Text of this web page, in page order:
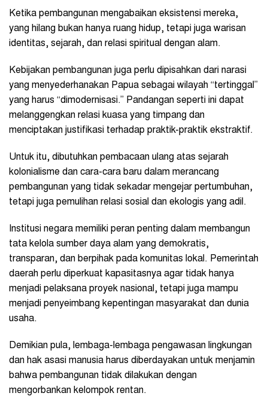
Ketika pembangunan mengabaikan eksistensi mereka,
yang hilang bukan hanya ruang hidup, tetapi juga warisan
identitas, sejarah, dan relasi spiritual dengan alam.
Kebijakan pembangunan juga perlu dipisahkan dari narasi
yang menyederhanakan Papua sebagai wilayah “tertinggal”
yang harus “dimodernisasi.” Pandangan seperti ini dapat
melanggengkan relasi kuasa yang timpang dan
menciptakan justifikasi terhadap praktik-praktik ekstraktif.
Untuk itu, dibutuhkan pembacaan ulang atas sejarah
kolonialisme dan cara-cara baru dalam merancang
pembangunan yang tidak sekadar mengejar pertumbuhan,
tetapi juga pemulihan relasi sosial dan ekologis yang adil.
Institusi negara memiliki peran penting dalam membangun
tata kelola sumber daya alam yang demokratis,
transparan, dan berpihak pada komunitas lokal. Pemerintah
daerah perlu diperkuat kapasitasnya agar tidak hanya
menjadi pelaksana proyek nasional, tetapi juga mampu
menjadi penyeimbang kepentingan masyarakat dan dunia
usaha.
Demikian pula, lembaga-lembaga pengawasan lingkungan
dan hak asasi manusia harus diberdayakan untuk menjamin
bahwa pembangunan tidak dilakukan dengan
mengorbankan kelompok rentan.